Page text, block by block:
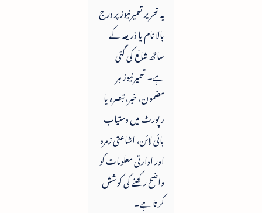
یہ تحریر تعمیرنیوز پر درج
بالا نام یا ذریعہ کے
ساتھ شائع کی گئی
ہے۔ تعمیرنیوز ہر
مضمون، خبر، تبصرہ یا
رپورٹ میں دستیاب
بائی لائن، اشاعتی زمرہ
اور ادارتی معلومات کو
واضح رکھنے کی کوشش
کرتا ہے۔